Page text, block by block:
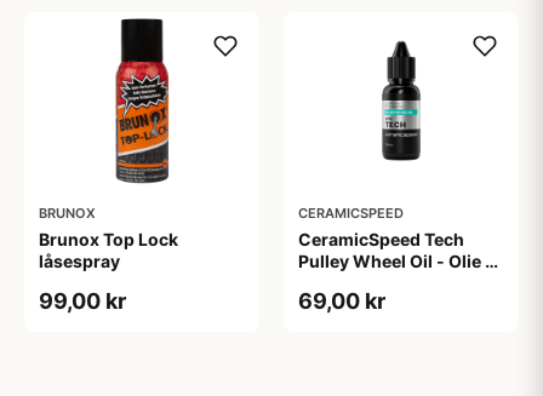
BRUNOX
Brunox Top Lock
låsespray
99,00 kr
CERAMICSPEED
CeramicSpeed Tech
Pulley Wheel Oil - Olie -
69,00 kr